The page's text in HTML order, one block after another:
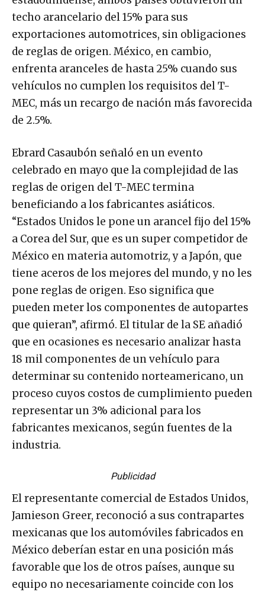
techo arancelario del 15% para sus
exportaciones automotrices, sin obligaciones
de reglas de origen. México, en cambio,
enfrenta aranceles de hasta 25% cuando sus
vehículos no cumplen los requisitos del T-
MEC, más un recargo de nación más favorecida
de 2.5%.
Ebrard Casaubón señaló en un evento
celebrado en mayo que la complejidad de las
reglas de origen del T-MEC termina
beneficiando a los fabricantes asiáticos.
“Estados Unidos le pone un arancel fijo del 15%
a Corea del Sur, que es un super competidor de
México en materia automotriz, y a Japón, que
tiene aceros de los mejores del mundo, y no les
pone reglas de origen. Eso significa que
pueden meter los componentes de autopartes
que quieran”, afirmó. El titular de la SE añadió
que en ocasiones es necesario analizar hasta
18 mil componentes de un vehículo para
determinar su contenido norteamericano, un
proceso cuyos costos de cumplimiento pueden
representar un 3% adicional para los
fabricantes mexicanos, según fuentes de la
industria.
Publicidad
El representante comercial de Estados Unidos,
Jamieson Greer, reconoció a sus contrapartes
mexicanas que los automóviles fabricados en
México deberían estar en una posición más
favorable que los de otros países, aunque su
equipo no necesariamente coincide con los